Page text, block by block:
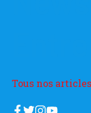
Tous nos